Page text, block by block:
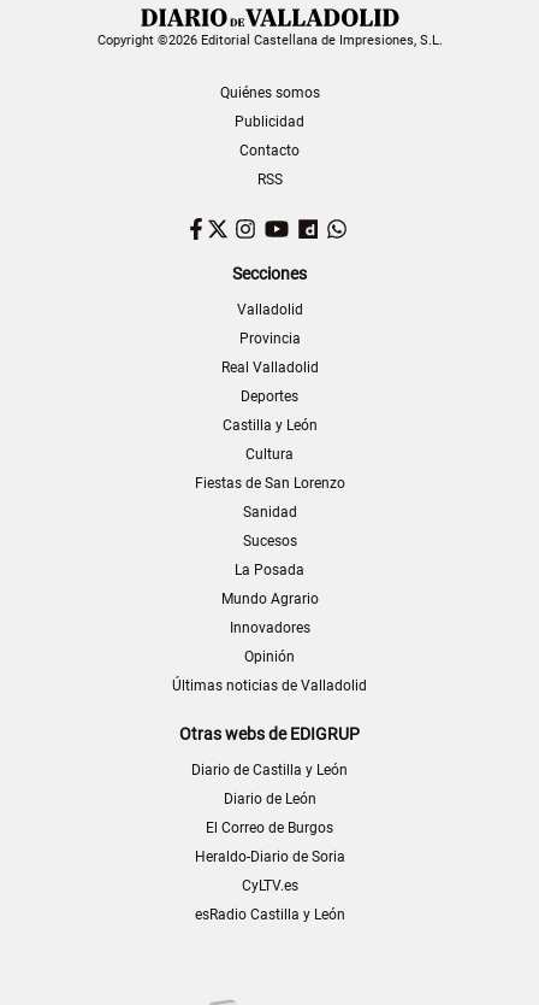
Copyright ©2026 Editorial Castellana de Impresiones, S.L.
Quiénes somos
Publicidad
Contacto
RSS
Facebook
TwitterInstagram
YouTubeDailymotion
Secciones
Valladolid
Provincia
Real Valladolid
Deportes
Castilla y León
Cultura
Fiestas de San Lorenzo
Sanidad
Sucesos
La Posada
Mundo Agrario
Innovadores
Opinión
Últimas noticias de Valladolid
Otras webs de EDIGRUP
Diario de Castilla y León
Diario de León
El Correo de Burgos
Heraldo-Diario de Soria
CyLTV.es
esRadio Castilla y León